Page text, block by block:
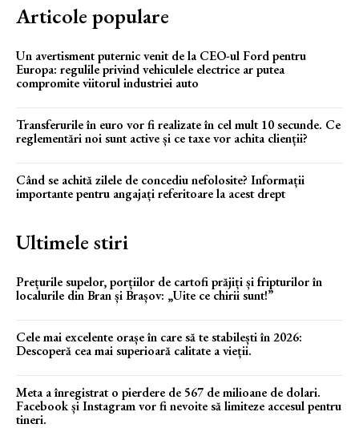
Articole populare
Un avertisment puternic venit de la CEO-ul Ford pentru
Europa: regulile privind vehiculele electrice ar putea
compromite viitorul industriei auto
Transferurile în euro vor fi realizate în cel mult 10 secunde. Ce
reglementări noi sunt active și ce taxe vor achita clienții?
Când se achită zilele de concediu nefolosite? Informații
importante pentru angajați referitoare la acest drept
Ultimele stiri
Prețurile supelor, porțiilor de cartofi prăjiți și fripturilor în
localurile din Bran și Brașov: „Uite ce chirii sunt!”
Cele mai excelente orașe în care să te stabilești în 2026:
Descoperă cea mai superioară calitate a vieții.
Meta a înregistrat o pierdere de 567 de milioane de dolari.
Facebook și Instagram vor fi nevoite să limiteze accesul pentru
tineri.